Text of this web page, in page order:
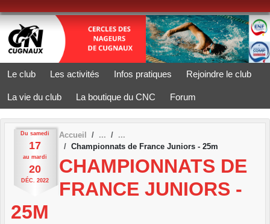
Le club Les activités Infos pratiques Rejoindre le club
La vie du club La boutique du CNC Forum
Du samedi
17
au mardi
20
DÉC. 2022
Accueil
Championnats de France Juniors - 25m
CHAMPIONNATS DE
FRANCE JUNIORS -
25M